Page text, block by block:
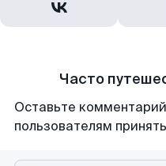
Часто
Оставьте
пользователям